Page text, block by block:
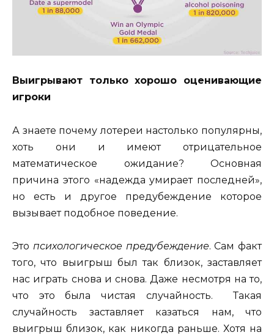
Выигрывают только хорошо оценивающие
игроки
А знаете почему лотереи настолько популярны,
хоть они и имеют отрицательное
математическое ожидание? Основная
причина этого «надежда умирает последней»,
но есть и другое предубеждение которое
вызывает подобное поведение.
Это психологическое предубеждение. Сам факт
того, что выигрыш был так близок, заставляет
нас играть снова и снова. Даже несмотря на то,
что это была чистая случайность. Такая
случайность заставляет казаться нам, что
выигрыш близок, как никогда раньше. Хотя на